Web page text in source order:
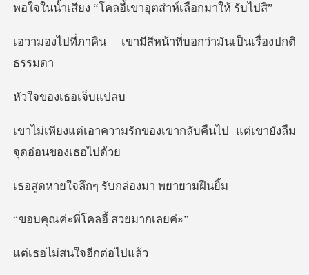
พอใจในน้ำเสียง “โ
ามีสีหน้าที่บอกว่ามั
องเธอเ
กของเขากลับคืนไป แต่เขา
กๆ รับกล่องมา
ี่โคลอี้ สว
่สนใจอีก